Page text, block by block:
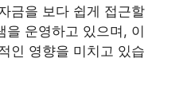
금을 보다 쉽게 접근할
을 운영하고 있으며, 이
인 영향을 미치고 있습